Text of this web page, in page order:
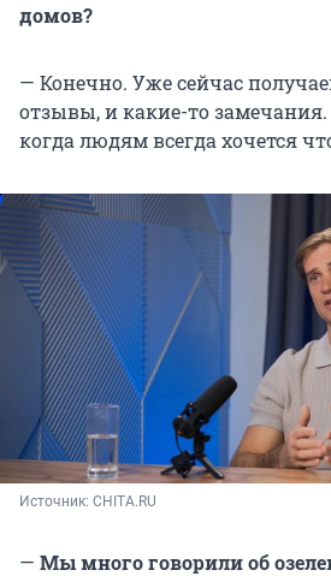
домов?
— Конечно. Уже сейчас
отзывы, и какие-то
когда людям всегда хочется
Источник: CHITA.RU
— Мы много говорили об